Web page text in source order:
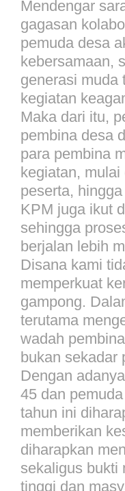
Mendengar
gagasan
pemuda desa
kebersamaan,
generasi muda
kegiatan
Maka dari itu,
pembina desa
para pembina
kegiatan,
peserta,
KPM juga ikut
sehingga
berjalan lebih
Disana kami
memperkuat
gampong.
terutama
wadah
bukan sekadar
Dengan
45 dan
tahun ini
memberikan
diharapkan
sekaligus bukti
tinggi dan